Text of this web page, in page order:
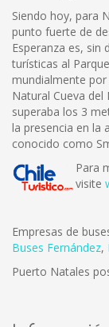
Siendo hoy, para
punto fuerte de
Esperanza es, sin
turísticas al
mundialmente
Natural Cueva
superaba los 3
la presencia en la
conocido como
Para
visite
Empresas de
Buses Fernández,
Puerto Natales